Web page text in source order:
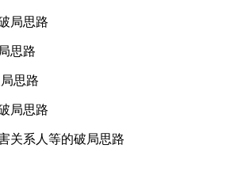
局思路
思路
思路
局思路
关系人等的破局思路